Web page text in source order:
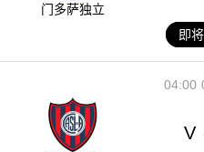
门多萨独立
即
04:00
V